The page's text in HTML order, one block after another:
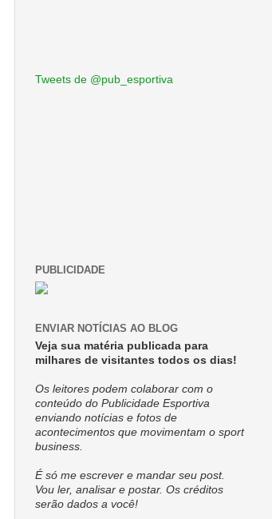
Tweets de @pub_esportiva
PUBLICIDADE
ENVIAR NOTÍCIAS AO BLOG
Veja sua matéria publicada para
milhares de visitantes todos os dias!
Os leitores podem colaborar com o
conteúdo do Publicidade Esportiva
enviando notícias e fotos de
acontecimentos que movimentam o sport
business.
É só me escrever e mandar seu post.
Vou ler, analisar e postar. Os créditos
serão dados a você!